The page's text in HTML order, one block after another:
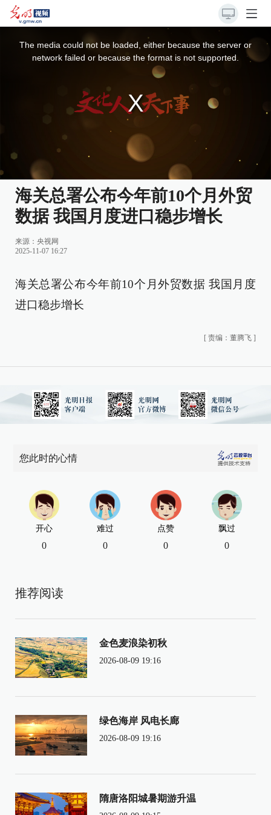
The media could not be loaded, either because the server or
network failed or because the format is not supported.
海关总署公布今年前10个月外贸
数据 我国月度进口稳步增长
来源： 央视网
2025-11-07 16:27
海关总署公布今年前10个月外贸数据 我国月度
进口稳步增长
[ 责编：董腾飞 ]
您此时的心情
开心
0
难过
0
点赞
0
飘过
0
推荐阅读
金色麦浪染初秋
2026-08-09 19:16
绿色海岸 风电长廊
2026-08-09 19:16
隋唐洛阳城暑期游升温